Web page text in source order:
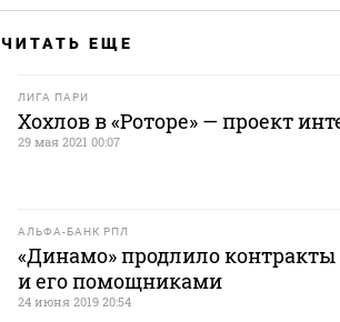
ЧИТАТЬ ЕЩЕ
ЛИГА ПАРИ
Хохлов в «Роторе» — проект
29 мая 2021 00:07
АЛЬФА-БАНК РПЛ
«Динамо» продлило
и его помощниками
24 июня 2019 20:54